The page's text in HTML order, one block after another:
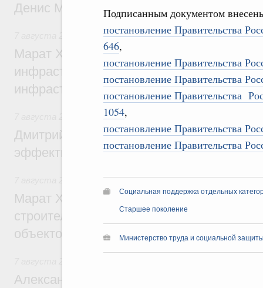
Подписанным документом
постановление Правительства
646,
постановление Правительства
постановление Правительства
постановление Правительства
1054,
постановление Правительства
постановление Правительства
Социальная поддержка отдельных
Старшее поколение
Министерство труда и социальной
Денис Мантуров посетил Ярославскую
Бюджеты субъектов Федерации.
Марат Хуснуллин: 15 объектов
инфраструктуры построили и обновили
инфраструктурным кредитам
Развитие сельских территорий
Дмитрий Патрушев: Синхронизация
эффективность поддержки сельских
Экономика городов. Городская среда
Марат Хуснуллин: «Единый заказчик»
строительство и реконструкцию более
объектов
Александр Козлов провёл заседание